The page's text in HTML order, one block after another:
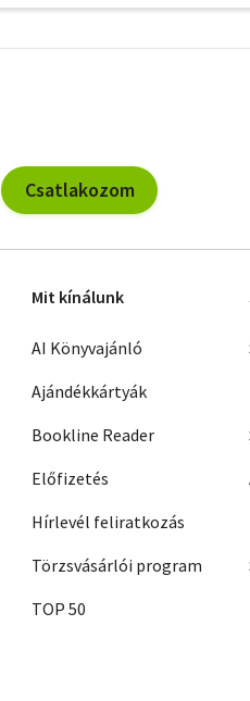
szűrők
Csatlakozom
Mit kínálunk
AI Könyvajánló
Ajándékkártyák
Bookline Reader
Előfizetés
Hírlevél feliratkozás
Törzsvásárlói program
TOP 50